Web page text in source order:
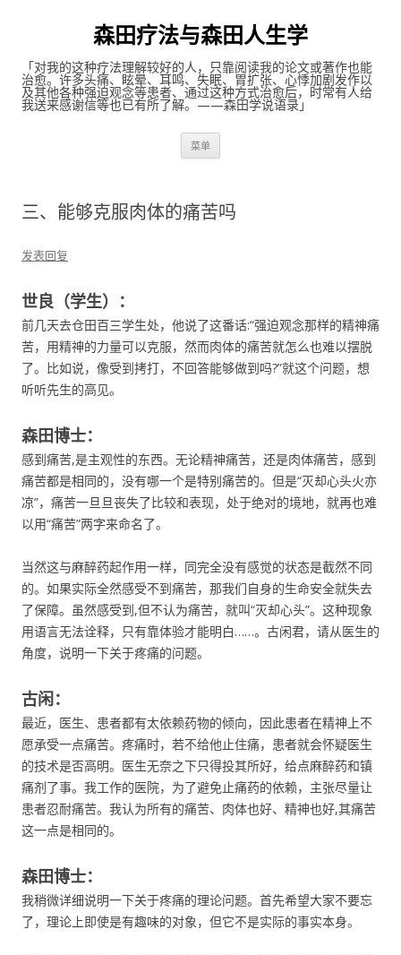
森田疗法与森田人生学
「对我的这种疗法理解较好的人，只靠阅读我的论文或著作也能
治愈。许多头痛、眩晕、耳鸣、失眠、胃扩张、心悸加剧发作以
及其他各种强迫观念等患者、通过这种方式治愈后，时常有人给
我送来感谢信等也已有所了解。——森田学说语录」
菜单
三、能够克服肉体的痛苦吗
发表回复
世良（学生）：
前几天去仓田百三学生处，他说了这番话:“强迫观念那样的精神痛
苦，用精神的力量可以克服，然而肉体的痛苦就怎么也难以摆脱
了。比如说，像受到拷打，不回答能够做到吗?”就这个问题，想
听听先生的高见。
森田博士：
感到痛苦,是主观性的东西。无论精神痛苦，还是肉体痛苦，感到
痛苦都是相同的，没有哪一个是特别痛苦的。但是“灭却心头火亦
凉”，痛苦一旦旦丧失了比较和表现，处于绝对的境地，就再也难
以用“痛苦”两字来命名了。
当然这与麻醉药起作用一样，同完全没有感觉的状态是截然不同
的。如果实际全然感受不到痛苦，那我们自身的生命安全就失去
了保障。虽然感受到,但不认为痛苦，就叫“灭却心头”。这种现象
用语言无法诠释，只有靠体验才能明白……。古闲君，请从医生的
角度，说明一下关于疼痛的问题。
古闲：
最近，医生、患者都有太依赖药物的倾向，因此患者在精神上不
愿承受一点痛苦。疼痛时，若不给他止住痛，患者就会怀疑医生
的技术是否高明。医生无奈之下只得投其所好，给点麻醉药和镇
痛剂了事。我工作的医院，为了避免止痛药的依赖，主张尽量让
患者忍耐痛苦。我认为所有的痛苦、肉体也好、精神也好,其痛苦
这一点是相同的。
森田博士：
我稍微详细说明一下关于疼痛的理论问题。首先希望大家不要忘
了，理论上即使是有趣味的对象，但它不是实际的事实本身。